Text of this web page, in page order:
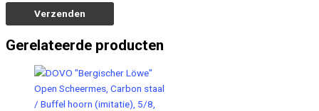
Gerelateerde producten